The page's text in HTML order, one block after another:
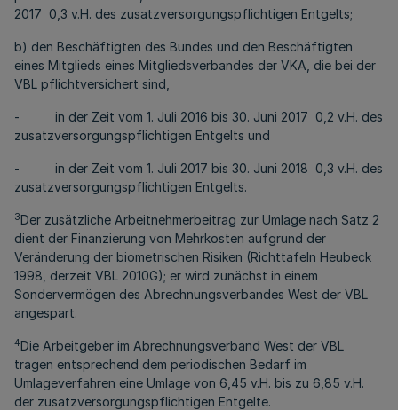
2017 0,3 v.H. des zusatzversorgungspflichtigen Entgelts;
b) den Beschäftigten des Bundes und den Beschäftigten
eines Mitglieds eines Mitgliedsverbandes der VKA, die bei der
VBL pflichtversichert sind,
- in der Zeit vom 1. Juli 2016 bis 30. Juni 2017 0,2 v.H. des
zusatzversorgungspflichtigen Entgelts und
- in der Zeit vom 1. Juli 2017 bis 30. Juni 2018 0,3 v.H. des
zusatzversorgungspflichtigen Entgelts.
3Der zusätzliche Arbeitnehmerbeitrag zur Umlage nach Satz 2
dient der Finanzierung von Mehrkosten aufgrund der
Veränderung der biometrischen Risiken (Richttafeln Heubeck
1998, derzeit VBL 2010G); er wird zunächst in einem
Sondervermögen des Abrechnungsverbandes West der VBL
angespart.
4Die Arbeitgeber im Abrechnungsverband West der VBL
tragen entsprechend dem periodischen Bedarf im
Umlageverfahren eine Umlage von 6,45 v.H. bis zu 6,85 v.H.
der zusatzversorgungspflichtigen Entgelte.